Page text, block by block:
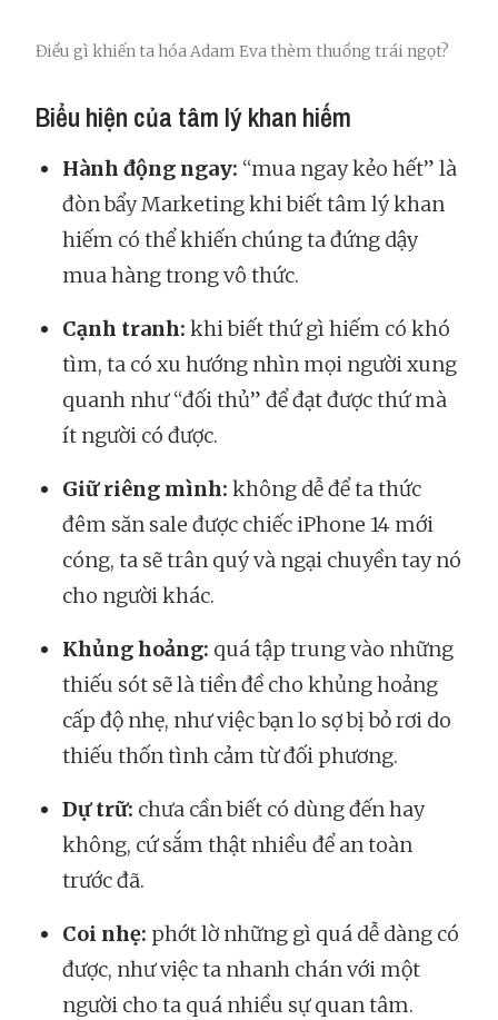
Điều gì khiến ta hóa Adam Eva thèm thuồng trái ngọt?
Biểu hiện của tâm lý khan hiếm
Hành động ngay: “mua ngay kẻo hết” là
đòn bẩy Marketing khi biết tâm lý khan
hiếm có thể khiến chúng ta đứng dậy
mua hàng trong vô thức.
Cạnh tranh: khi biết thứ gì hiếm có khó
tìm, ta có xu hướng nhìn mọi người xung
quanh như “đối thủ” để đạt được thứ mà
ít người có được.
Giữ riêng mình: không dễ để ta thức
đêm săn sale được chiếc iPhone 14 mới
cóng, ta sẽ trân quý và ngại chuyền tay nó
cho người khác.
Khủng hoảng: quá tập trung vào những
thiếu sót sẽ là tiền đề cho khủng hoảng
cấp độ nhẹ, như việc bạn lo sợ bị bỏ rơi do
thiếu thốn tình cảm từ đối phương.
Dự trữ: chưa cần biết có dùng đến hay
không, cứ sắm thật nhiều để an toàn
trước đã.
Coi nhẹ: phớt lờ những gì quá dễ dàng có
được, như việc ta nhanh chán với một
người cho ta quá nhiều sự quan tâm.